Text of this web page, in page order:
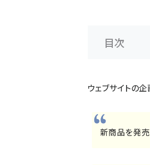
目次
ウェブサイトの
新商品を発売